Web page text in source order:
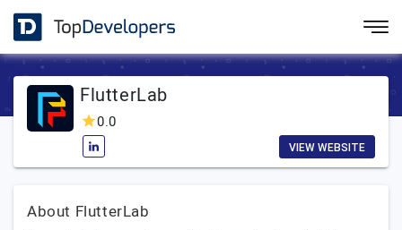
FlutterLab
0.0
VIEW WEBSITE
About FlutterLab